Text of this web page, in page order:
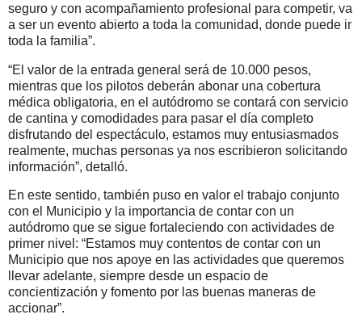
seguro y con acompañamiento profesional para competir, va
a ser un evento abierto a toda la comunidad, donde puede ir
toda la familia”.
“El valor de la entrada general será de 10.000 pesos,
mientras que los pilotos deberán abonar una cobertura
médica obligatoria, en el autódromo se contará con servicio
de cantina y comodidades para pasar el día completo
disfrutando del espectáculo, estamos muy entusiasmados
realmente, muchas personas ya nos escribieron solicitando
información”, detalló.
En este sentido, también puso en valor el trabajo conjunto
con el Municipio y la importancia de contar con un
autódromo que se sigue fortaleciendo con actividades de
primer nivel: “Estamos muy contentos de contar con un
Municipio que nos apoye en las actividades que queremos
llevar adelante, siempre desde un espacio de
concientización y fomento por las buenas maneras de
accionar”.